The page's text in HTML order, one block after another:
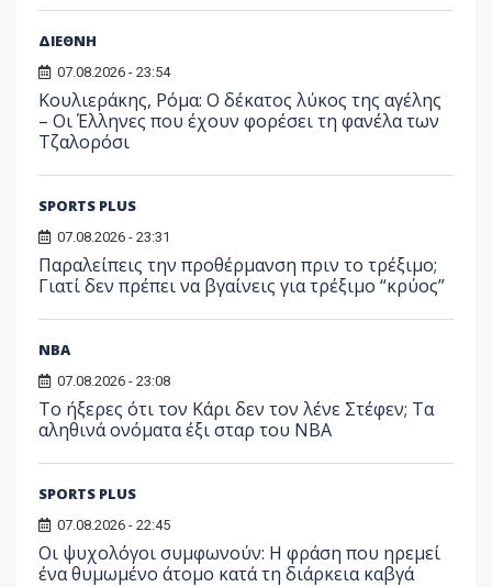
ΔΙΕΘΝΗ
07.08.2026 - 23:54
Κουλιεράκης, Ρόμα: Ο δέκατος λύκος της αγέλης
– Οι Έλληνες που έχουν φορέσει τη φανέλα των
Τζαλορόσι
SPORTS PLUS
07.08.2026 - 23:31
Παραλείπεις την προθέρμανση πριν το τρέξιμο;
Γιατί δεν πρέπει να βγαίνεις για τρέξιμο “κρύος”
NBA
07.08.2026 - 23:08
Το ήξερες ότι τον Κάρι δεν τον λένε Στέφεν; Τα
αληθινά ονόματα έξι σταρ του NBA
SPORTS PLUS
07.08.2026 - 22:45
Οι ψυχολόγοι συμφωνούν: Η φράση που ηρεμεί
ένα θυμωμένο άτομο κατά τη διάρκεια καβγά